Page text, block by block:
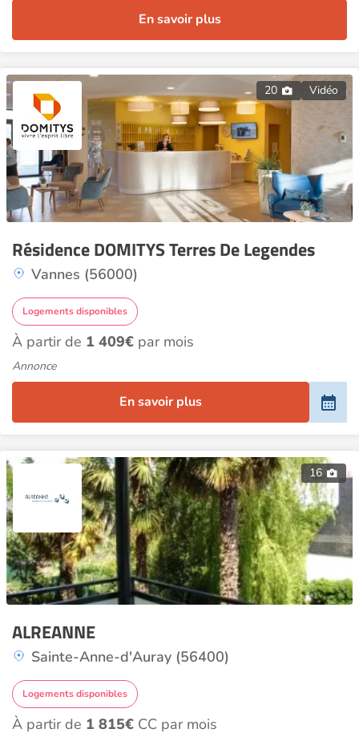
En savoir plus
20 Vidéo
Résidence DOMITYS Terres De Legendes
Vannes (56000)
Logements disponibles
À partir de 1 409€ par mois
Annonce
En savoir plus
16
ALREANNE
Sainte-Anne-d'Auray (56400)
Logements disponibles
À partir de 1 815€ CC par mois